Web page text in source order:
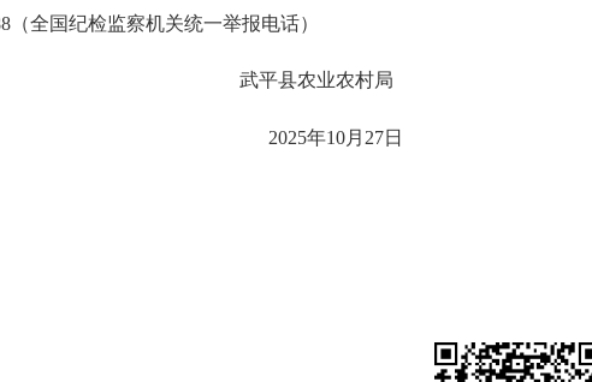
（全国纪检监察机关统一举报电话）
武平县农业农村局
2025年10月 27日